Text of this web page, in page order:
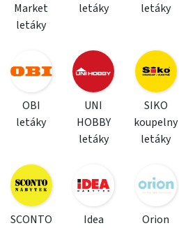
Market
letáky
letáky
letáky
OBI
letáky
UNI
HOBBY
letáky
SIKO
koupelny
letáky
SCONTO
Idea
Orion